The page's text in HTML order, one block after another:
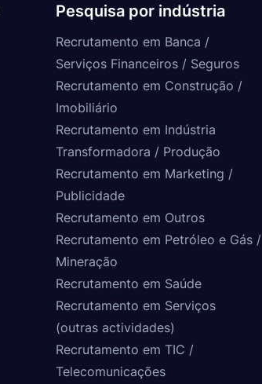
Pesquisa por indústria
Recrutamento em Banca /
Serviços Financeiros / Seguros
Recrutamento em Construção /
Imobiliário
Recrutamento em Indústria
Transformadora / Produção
Recrutamento em Marketing /
Publicidade
Recrutamento em Outros
Recrutamento em Petróleo e Gás /
Mineração
Recrutamento em Saúde
Recrutamento em Serviços
(outras actividades)
Recrutamento em TIC /
Telecomunicações